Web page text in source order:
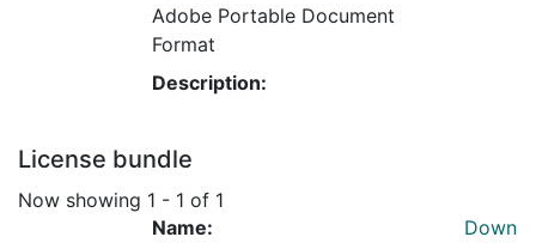
Adobe Portable Document
Format
Description:
License bundle
Now showing 1 - 1 of 1
Name:
Down